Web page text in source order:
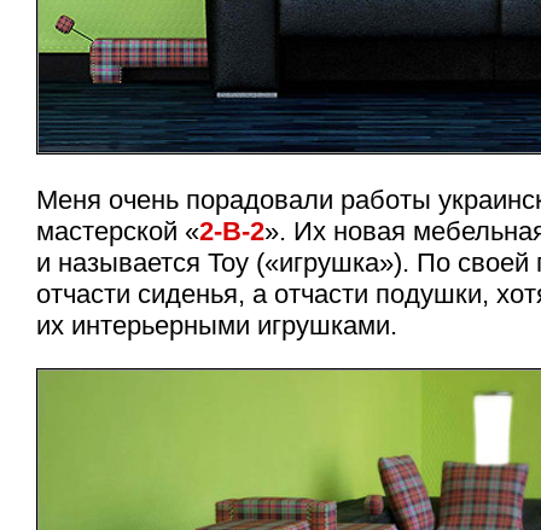
Меня очень порадовали работы
мастерской «2-В-2». Их новая
и называется Toy («игрушка»). По своей
отчасти сиденья, а отчасти подушки,
их интерьерными игрушками.